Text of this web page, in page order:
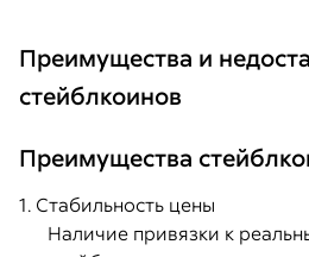
Преимущества и
стейблкоинов
Преимущества
1. Стабильность цены
Наличие привязки к